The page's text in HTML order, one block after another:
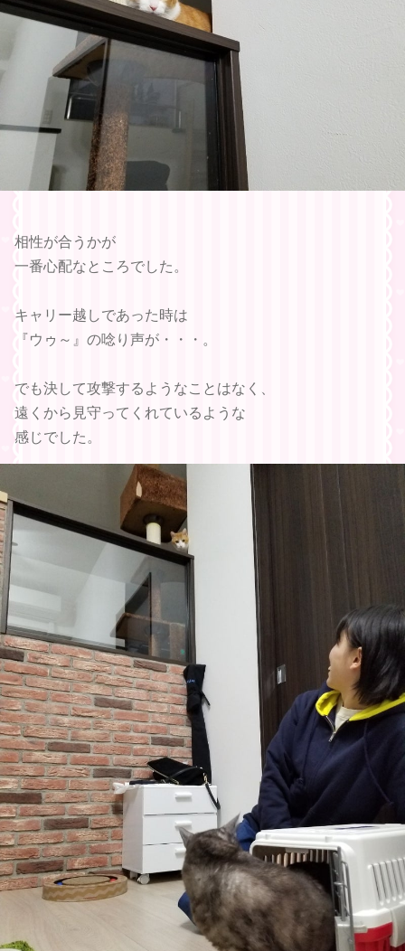
相性が合うかが
一番心配なところでした。
キャリー越しであった時は
『ウゥ～』の唸り声が・・・。
でも決して攻撃するようなことはなく、
遠くから見守ってくれているような
感じでした。